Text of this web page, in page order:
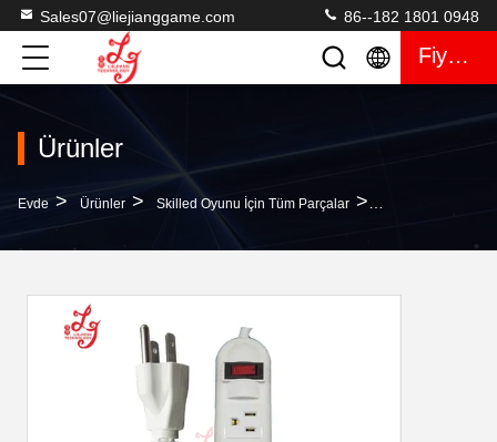
Sales07@liejianggame.com 86--182 1801 0948
Fiyat Teklifi
Ürünler
Evde > Ürünler > Skilled Oyunu İçin Tüm Parçalar >